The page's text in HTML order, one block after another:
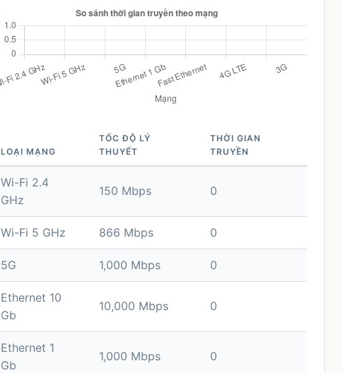
LOẠI MẠNG
TỐC ĐỘ LÝ
THUYẾT
THỜI GIAN
TRUYỀN
Wi-Fi 2.4
GHz
150 Mbps 0
Wi-Fi 5 GHz 866 Mbps 0
5G 1,000 Mbps 0
Ethernet 10
Gb
10,000 Mbps 0
Ethernet 1
Gb
1,000 Mbps 0